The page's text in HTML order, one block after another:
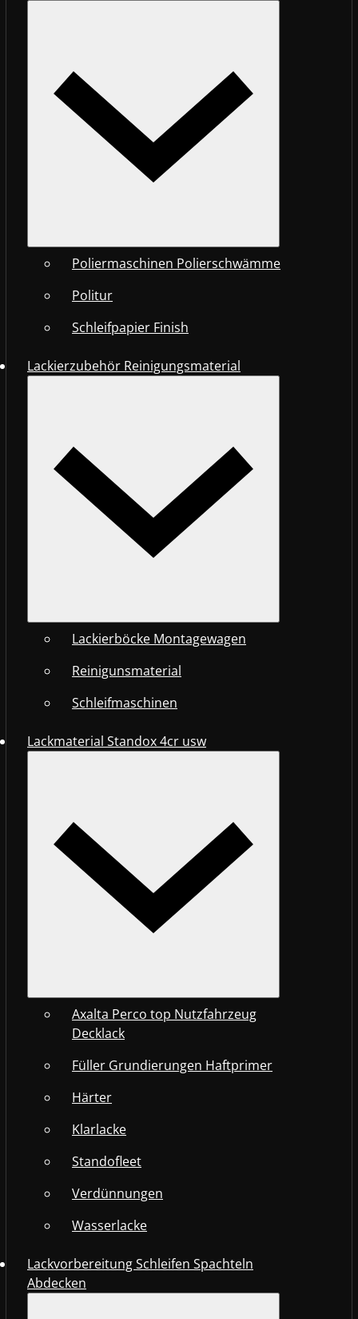
Poliermaschinen Polierschwämme
Politur
Schleifpapier Finish
Lackierzubehör Reinigungsmaterial
Lackierböcke Montagewagen
Reinigunsmaterial
Schleifmaschinen
Lackmaterial Standox 4cr usw
Axalta Perco top Nutzfahrzeug
Decklack
Füller Grundierungen Haftprimer
Härter
Klarlacke
Standofleet
Verdünnungen
Wasserlacke
Lackvorbereitung Schleifen Spachteln
Abdecken